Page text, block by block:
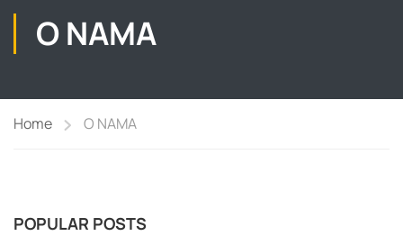
O NAMA
Home O NAMA
POPULAR POSTS